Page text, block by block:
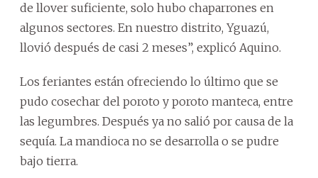
de llover suficiente, solo hubo chaparrones en
algunos sectores. En nuestro distrito, Yguazú,
llovió después de casi 2 meses”, explicó Aquino.
Los feriantes están ofreciendo lo último que se
pudo cosechar del poroto y poroto manteca, entre
las legumbres. Después ya no salió por causa de la
sequía. La mandioca no se desarrolla o se pudre
bajo tierra.